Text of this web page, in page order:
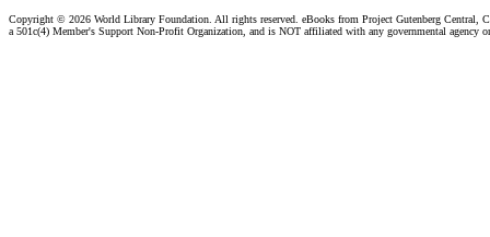
Copyright © 2026 World Library Foundation. All rights reserved. eBooks from Project Gutenberg Central,
a 501c(4) Member's Support Non-Profit Organization, and is NOT affiliated with any governmental agency